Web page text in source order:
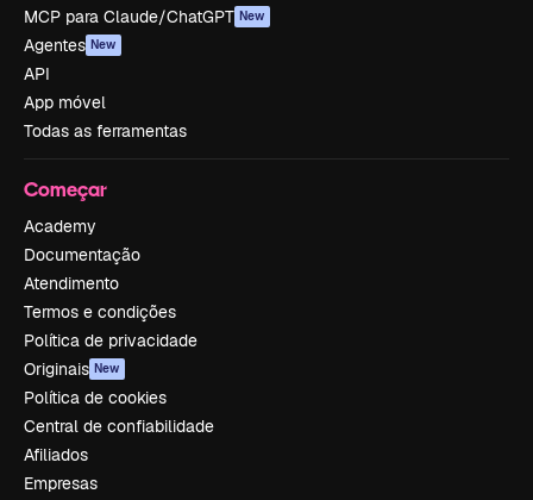
MCP para Claude/ChatGPT New
Agentes New
API
App móvel
Todas as ferramentas
Começar
Academy
Documentação
Atendimento
Termos e condições
Política de privacidade
Originais New
Política de cookies
Central de confiabilidade
Afiliados
Empresas